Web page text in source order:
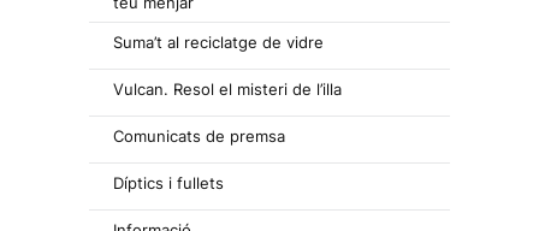
Suma’t al reciclatge de vidre
Vulcan. Resol el misteri de l’illa
Comunicats de premsa
Díptics i fullets